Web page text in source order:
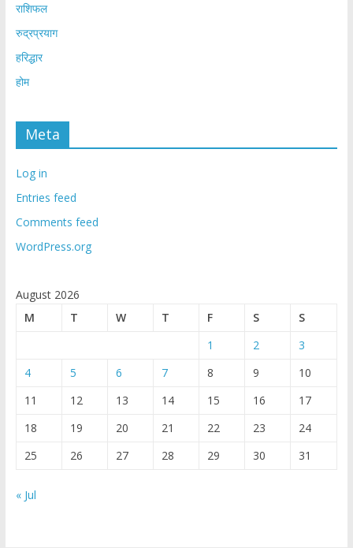
राशिफल
रुद्रप्रयाग
हरिद्धार
होम
Meta
Log in
Entries feed
Comments feed
WordPress.org
August 2026
M
T W T F S
S
1
2
3
4
5 6 7 8 9
10
11
12 13 14 15 16
17
18
19 20 21 22 23
24
25
26 27 28 29 30 31
« Jul